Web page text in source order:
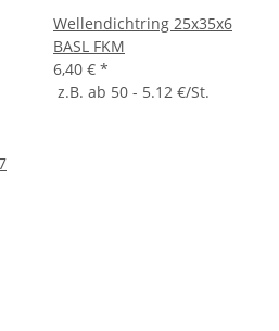
Wellendichtring 25x35x6
BASL FKM
6,40 € *
z.B. ab 50 - 5.12 €/St.